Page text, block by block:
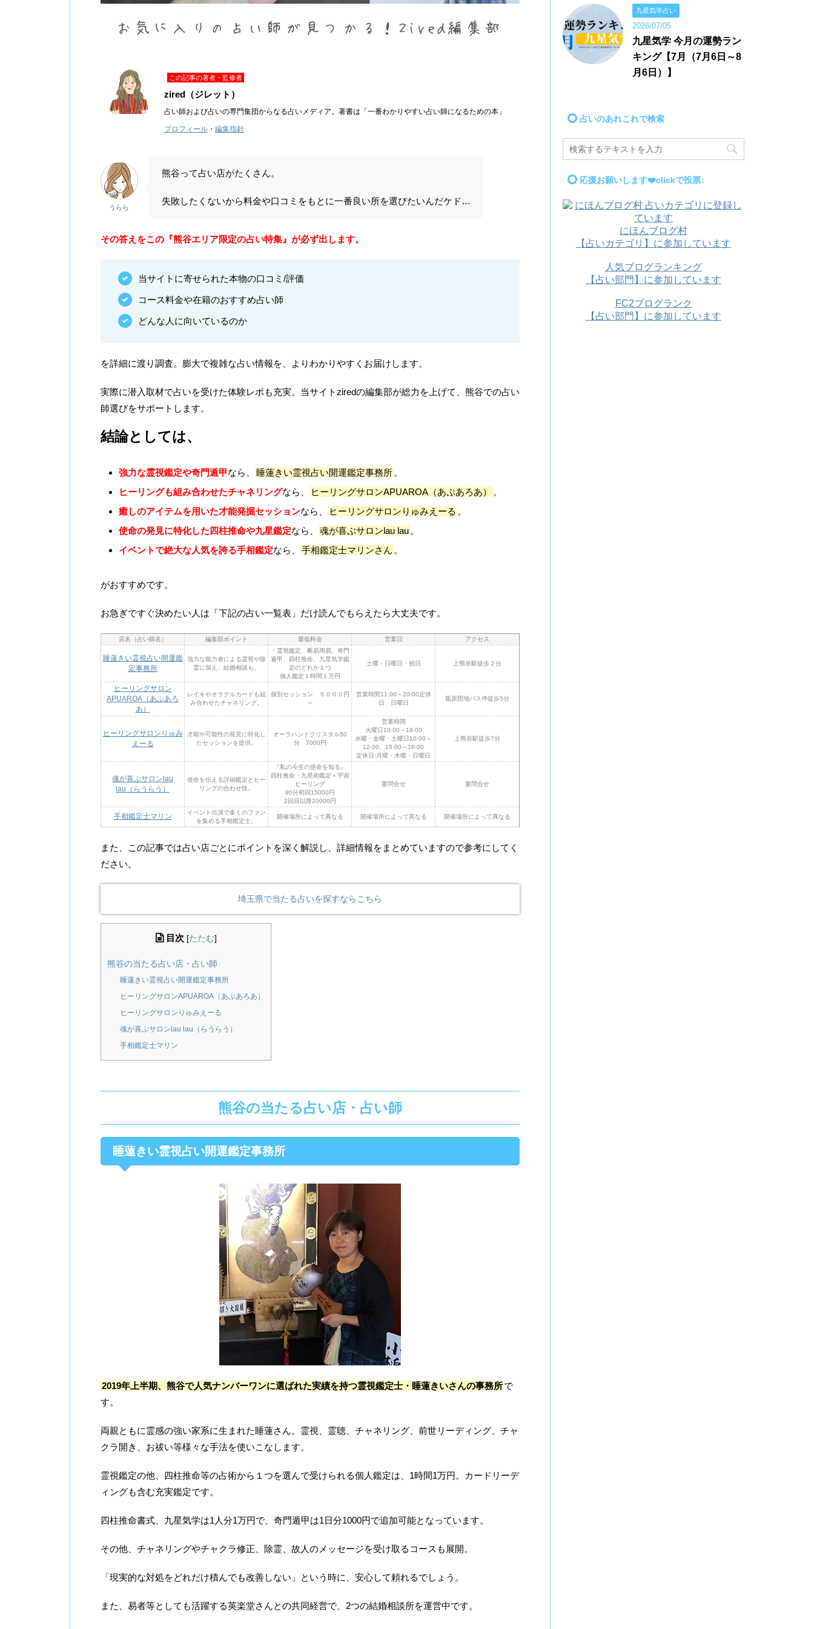
この記事の著者・監修者
zired（ジレット）
占い師および占いの専門集団からなる占いメディア。著書は「一番わかりやすい占い師になるための本」
プロフィール ・ 編集指針
うらら
熊谷って占い店がたくさん。
失敗したくないから料金や口コミをもとに一番良い所を選びたいんだケド…
その答えをこの『熊谷エリア限定の占い特集』が必ず出します。
当サイトに寄せられた本物の口コミ/評価
コース料金や在籍のおすすめ占い師
どんな人に向いているのか
を詳細に渡り調査。膨大で複雑な占い情報を、よりわかりやすくお届けします。
実際に潜入取材で占いを受けた体験レポも充実。当サイトziredの編集部が総力を上げて、熊谷での占い
師選びをサポートします。
結論としては、
強力な霊視鑑定や奇門遁甲なら、 睡蓮きい霊視占い開運鑑定事務所 。
ヒーリングも組み合わせたチャネリングなら、 ヒーリングサロンAPUAROA（あぷあろあ）
。
癒しのアイテムを用いた才能発掘セッションなら、 ヒーリングサロンりゅみえーる 。
使命の発見に特化した四柱推命や九星鑑定なら、 魂が喜ぶサロンlau lau 。
イベントで絶大な人気を誇る手相鑑定なら、 手相鑑定士マリンさん 。
がおすすめです。
お急ぎですぐ決めたい人は「下記の占い一覧表」だけ読んでもらえたら大丈夫です。
店名（占い師名） 編集部ポイント 最低料金 営業日 アクセス
睡蓮きい霊視占い開運鑑
定事務所
強力な能力者による霊視や除
霊に加え、結婚相談も。
・霊視鑑定、断易周易、奇門
遁甲、四柱推命、九星気学鑑
定のどれか１つ
個人鑑定１時間１万円
土曜・日曜日・祝日 上熊谷駅徒歩２分
ヒーリングサロン
APUAROA（あぷあろ
あ）
レイキやオラクルカードも組
み合わせたチャネリング。
個別セッション ５０００円
～
営業時間11:00～20:00定休
日 日曜日
籠原団地バス停徒歩5分
ヒーリングサロンりゅみ
えーる
才能や可能性の発見に特化し
たセッションを提供。
オーラハンドクリスタル50
分 7000円
営業時間
火曜日10:00～18:00
水曜・金曜・土曜日10:00～
12:00、15:00～18:00
定休日:月曜・木曜・日曜日
上熊谷駅徒歩7分
魂が喜ぶサロンlau
lau（らうらう）
使命を伝える詳細鑑定とヒー
リングの合わせ技。
『私の今生の使命を知る』
四柱推命・九星術鑑定＋宇宙
ヒーリング
90分初回15000円
2回目以降20000円
要問合せ 要問合せ
手相鑑定士マリン
イベント出演で多くのファン
を集める手相鑑定士。
開催場所によって異なる 開催場所によって異なる 開催場所によって異なる
また、この記事では占い店ごとにポイントを深く解説し、詳細情報をまとめていますので参考にしてく
ださい。
埼玉県で当たる占いを探すならこちら
目次 [たたむ]
熊谷の当たる占い店・占い師
睡蓮きい霊視占い開運鑑定事務所
ヒーリングサロンAPUAROA（あぷあろあ）
ヒーリングサロンりゅみえーる
魂が喜ぶサロンlau lau（らうらう）
手相鑑定士マリン
熊谷の当たる占い店・占い師
睡蓮きい霊視占い開運鑑定事務所
2019年上半期、熊谷で人気ナンバーワンに選ばれた実績を持つ霊視鑑定士・睡蓮きいさんの事務所で
す。
両親ともに霊感の強い家系に生まれた睡蓮さん。霊視、霊聴、チャネリング、前世リーディング、チャ
クラ開き、お祓い等様々な手法を使いこなします。
霊視鑑定の他、四柱推命等の占術から１つを選んで受けられる個人鑑定は、1時間1万円。カードリーデ
ィングも含む充実鑑定です。
四柱推命書式、九星気学は1人分1万円で、奇門遁甲は1日分1000円で追加可能となっています。
その他、チャネリングやチャクラ修正、除霊、故人のメッセージを受け取るコースも展開。
「現実的な対処をどれだけ積んでも改善しない」という時に、安心して頼れるでしょう。
また、易者等としても活躍する英楽堂さんとの共同経営で、2つの結婚相談所を運営中です。
九星気学占い
2026/07/05
九星気学 今月の運勢ラン
キング【7月（7月6日～8
月6日）】
占いのあれこれで検索
応援お願いします❤️clickで投票↓
にほんブログ村
【占いカテゴリ】に参加しています
人気ブログランキング
【占い部門】に参加しています
FC2ブログランク
【占い部門】に参加しています